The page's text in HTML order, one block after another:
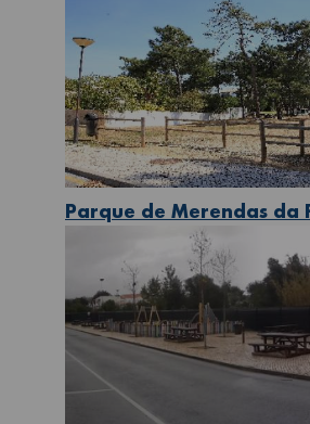
Parque de Merendas da